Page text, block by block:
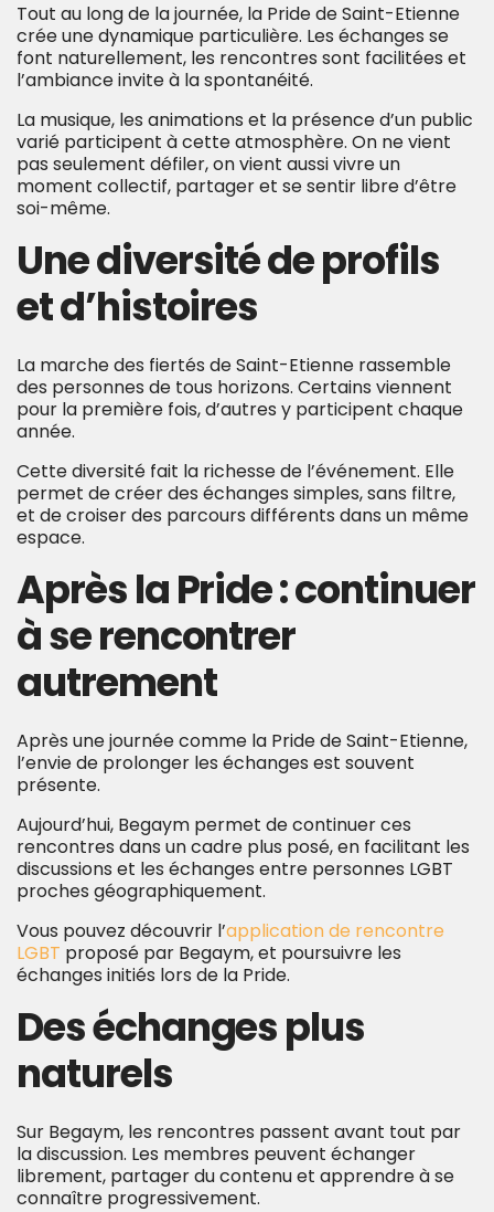
Tout au long de la journée, la Pride de Saint-Etienne
crée une dynamique particulière. Les échanges se
font naturellement, les rencontres sont facilitées et
l’ambiance invite à la spontanéité.
La musique, les animations et la présence d’un public
varié participent à cette atmosphère. On ne vient
pas seulement défiler, on vient aussi vivre un
moment collectif, partager et se sentir libre d’être
soi-même.
Une diversité de profils
et d’histoires
La marche des fiertés de Saint-Etienne rassemble
des personnes de tous horizons. Certains viennent
pour la première fois, d’autres y participent chaque
année.
Cette diversité fait la richesse de l’événement. Elle
permet de créer des échanges simples, sans filtre,
et de croiser des parcours différents dans un même
espace.
Après la Pride : continuer
à se rencontrer
autrement
Après une journée comme la Pride de Saint-Etienne,
l’envie de prolonger les échanges est souvent
présente.
Aujourd’hui, Begaym permet de continuer ces
rencontres dans un cadre plus posé, en facilitant les
discussions et les échanges entre personnes LGBT
proches géographiquement.
Vous pouvez découvrir l’application de rencontre
LGBT proposé par Begaym, et poursuivre les
échanges initiés lors de la Pride.
Des échanges plus
naturels
Sur Begaym, les rencontres passent avant tout par
la discussion. Les membres peuvent échanger
librement, partager du contenu et apprendre à se
connaître progressivement.